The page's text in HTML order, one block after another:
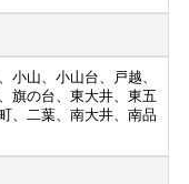
小山、小山台、戸越、
旗の台、東大井、東五
、二葉、南大井、南品